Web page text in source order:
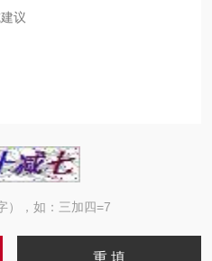
），如：三加四=7